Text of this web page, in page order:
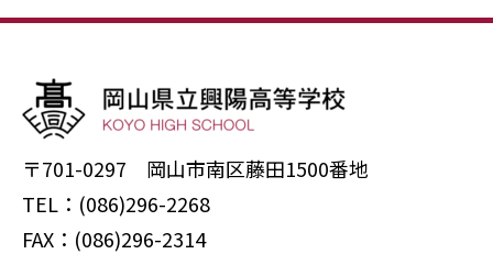
〒701-0297 岡山市南区藤田1500番地
TEL：(086)296-2268
FAX：(086)296-2314